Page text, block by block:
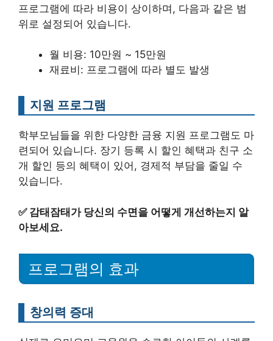
프로그램에 따라 비용이 상이하며, 다음과 같은 범
위로 설정되어 있습니다.
월 비용: 10만원 ~ 15만원
재료비: 프로그램에 따라 별도 발생
지원 프로그램
학부모님들을 위한 다양한 금융 지원 프로그램도 마
련되어 있습니다. 장기 등록 시 할인 혜택과 친구 소
개 할인 등의 혜택이 있어, 경제적 부담을 줄일 수
있습니다.
✅ 감태잠태가 당신의 수면을 어떻게 개선하는지 알
아보세요.
프로그램의 효과
창의력 증대